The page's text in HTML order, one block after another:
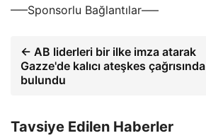
—–Sponsorlu Bağlantılar—–
← AB liderleri bir ilke imza atarak
Gazze'de kalıcı ateşkes çağrısında
bulundu
Tavsiye Edilen Haberler